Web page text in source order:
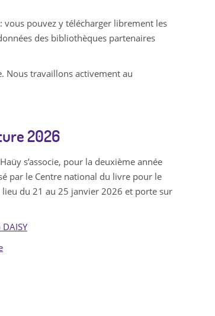
pouvez y télécharger librement les
des bibliothèques partenaires
Nous travaillons activement au
2026
s’associe, pour la deuxième année
par le Centre national du livre pour le
du 21 au 25 janvier 2026 et porte sur